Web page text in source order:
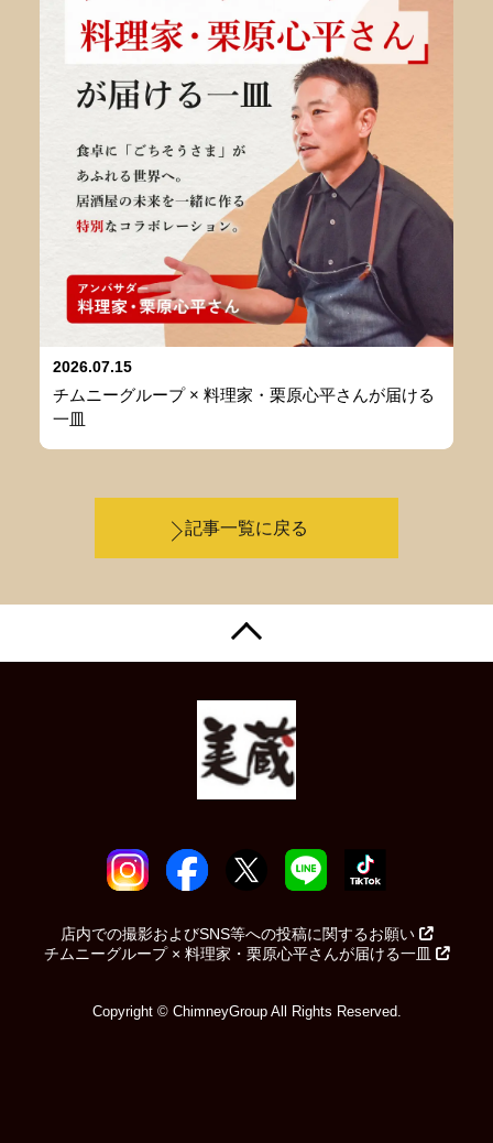
2026.07.15
チムニーグループ × 料理家・栗原心平さんが届ける
一皿
記事一覧に戻る
店内での撮影およびSNS等への投稿に関するお願い
チムニーグループ × 料理家・栗原心平さんが届ける一皿
Copyright © ChimneyGroup All Rights Reserved.